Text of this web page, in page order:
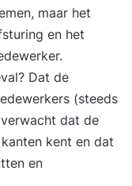
altijd zal
in collectieve
OR
pensioenen,
en beloning,
In de middag
de OR op
maar het
en het
Dat de
(steeds
dat de
kent en dat
en